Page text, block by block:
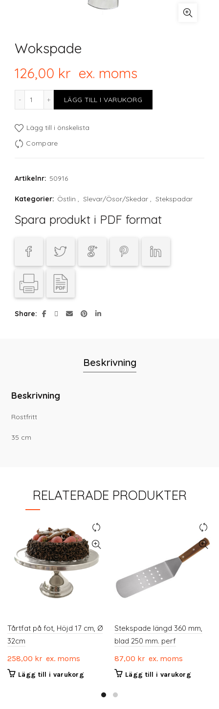
Wokspade
126,00 kr ex. moms
Wokspade mängd
LÄGG TILL I VARUKORG
Lägg till i önskelista
Compare
Artikelnr: 50916
Kategorier: Östlin , Slevar/Ösor/Skedar , Stekspadar
Spara produkt i PDF format
Share
Beskrivning
Beskrivning
Rostfritt
35 cm
RELATERADE PRODUKTER
Tårtfat på fot, Höjd 17 cm, Ø
32cm
258,00 kr ex. moms
Lägg till i varukorg
Stekspade längd 360 mm,
blad 250 mm. perf
87,00 kr ex. moms
Lägg till i varukorg